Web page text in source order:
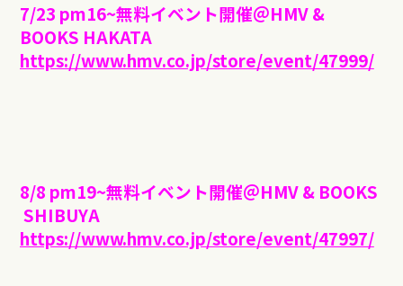
7/23 pm16~無料イベント開催＠HMV &
BOOKS HAKATA
https://www.hmv.co.jp/store/event/47999/
8/8 pm19~無料イベント開催＠HMV & BOOKS
SHIBUYA
https://www.hmv.co.jp/store/event/47997/